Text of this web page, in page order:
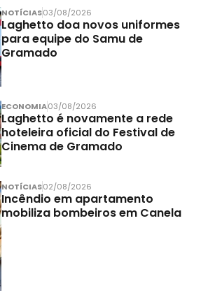
NOTÍCIAS03/08/2026
Laghetto doa novos uniformes
para equipe do Samu de
Gramado
ECONOMIA03/08/2026
Laghetto é novamente a rede
hoteleira oficial do Festival de
Cinema de Gramado
NOTÍCIAS02/08/2026
Incêndio em apartamento
mobiliza bombeiros em Canela